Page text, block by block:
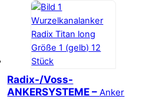
Radix-/Voss-
ANKERSYSTEME – Anker